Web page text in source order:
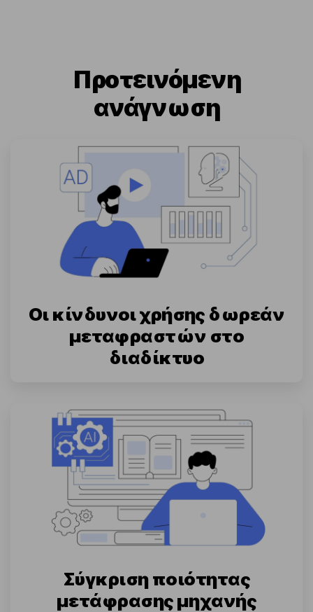
Προτεινόμενη
ανάγνωση
Οι κίνδυνοι χρήσης δωρεάν
μεταφραστών στο
διαδίκτυο
Σύγκριση ποιότητας
μετάφρασης μηχανής